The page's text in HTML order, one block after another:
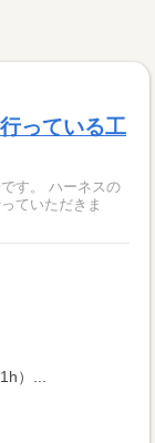
っている工
す。 ハーネスの
ていただきま
）...